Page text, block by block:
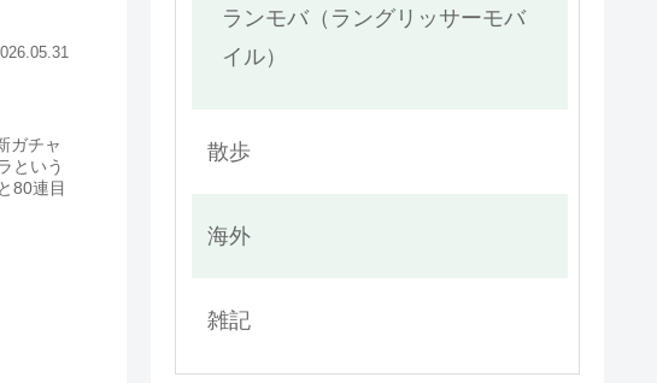
ガチャ
という
80連目
ランモバ（ラングリッサーモバ
イル）
散歩
海外
雑記